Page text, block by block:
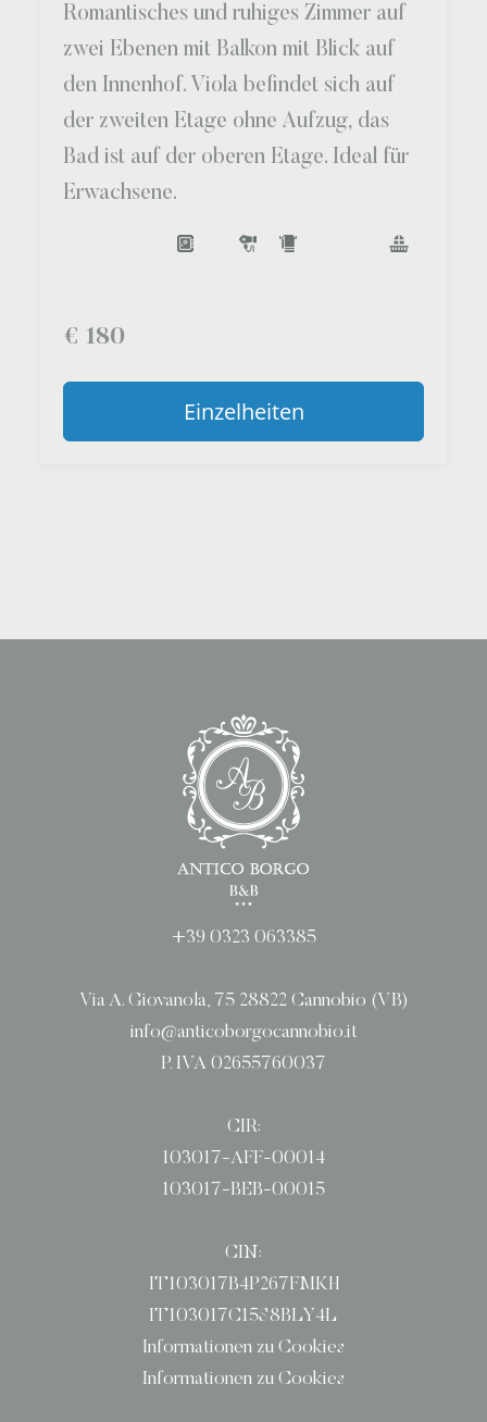
Romantisches und ruhiges Zimmer auf
zwei Ebenen mit Balkon mit Blick auf
den Innenhof. Viola befindet sich auf
der zweiten Etage ohne Aufzug, das
Bad ist auf der oberen Etage. Ideal für
Erwachsene.
€ 180
Einzelheiten
+39 0323 063385
Via A. Giovanola, 75 28822 Cannobio (VB)
info@anticoborgocannobio.it
P. IVA 02655760037
CIR:
103017-AFF-00014
103017-BEB-00015
CIN:
IT103017B4P267FMKH
IT103017C15S8BLY4L
Informationen zu Cookies
Informationen zu Cookies